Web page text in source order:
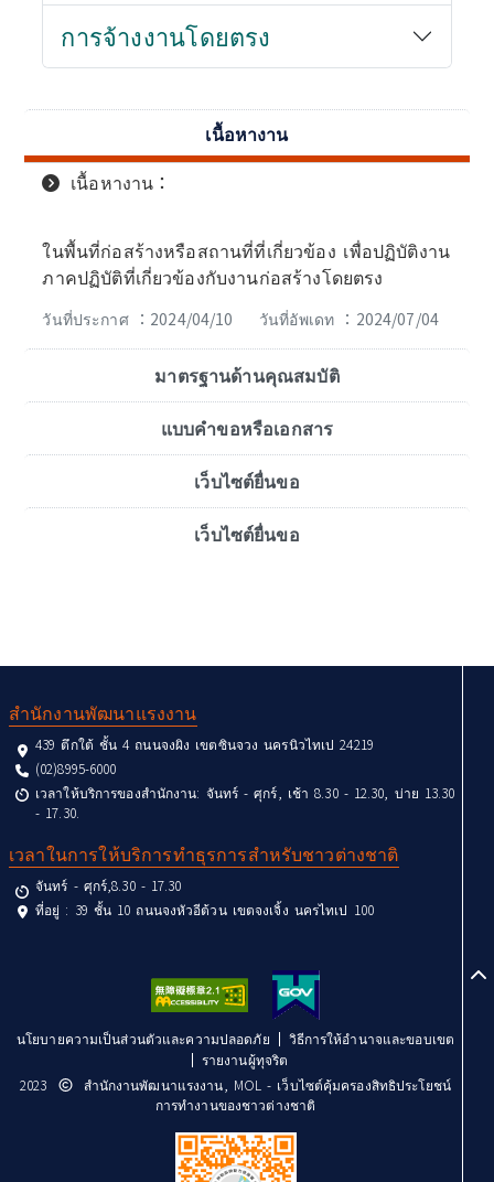
การจ้างงานโดยตรง
เนื้อหางาน
เนื้อหางาน：
ในพื้นที่ก่อสร้างหรือสถานที่ที่เกี่ยวข้อง เพื่อปฏิบัติงาน
ภาคปฏิบัติที่เกี่ยวข้องกับงานก่อสร้างโดยตรง
วันที่ประกาศ ：2024/04/10 วันที่อัพเดท ：2024/07/04
มาตรฐานด้านคุณสมบัติ
แบบคำขอหรือเอกสาร
เว็บไซต์ยื่นขอ
เว็บไซต์ยื่นขอ
สำนักงานพัฒนาแรงงาน
439 ตึกใต้ ชั้น 4 ถนนจงผิง เขตซินจวง นครนิวไทเป 24219
(02)8995-6000
เวลาให้บริการของสำนักงาน: จันทร์ - ศุกร์, เช้า 8.30 - 12.30, บ่าย 13.30
- 17.30.
เวลาในการให้บริการทำธุรการสำหรับชาวต่างชาติ
จันทร์ - ศุกร์,8.30 - 17.30
ที่อยู่ : 39 ชั้น 10 ถนนจงหัวอีต้วน เขตจงเจิ้ง นครไทเป 100
นโยบายความเป็นส่วนตัวและความปลอดภัย
วิธีการให้อำนาจและขอบเขต
รายงานผู้ทุจริต
2023
สำนักงานพัฒนาแรงงาน, MOL - เว็บไซต์คุ้มครองสิทธิประโยชน์
การทำงานของชาวต่างชาติ